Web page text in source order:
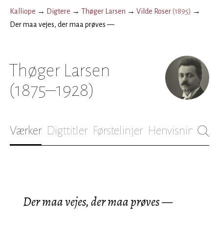
Kalliope → Digtere → Thøger Larsen → Vilde Roser(1895) →
Der maa vejes, der maa prøves —
Thøger Larsen
(1875–1928)
Værker Digttitler Førstelinjer Henvisninger
Der maa vejes, der maa prøves —